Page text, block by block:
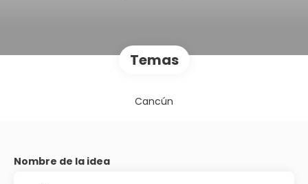
Temas
Cancún
Nombre de la idea